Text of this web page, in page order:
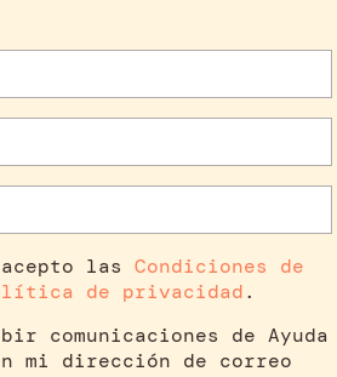
las Condiciones de
de privacidad.
comunicaciones de Ayuda
mi dirección de correo